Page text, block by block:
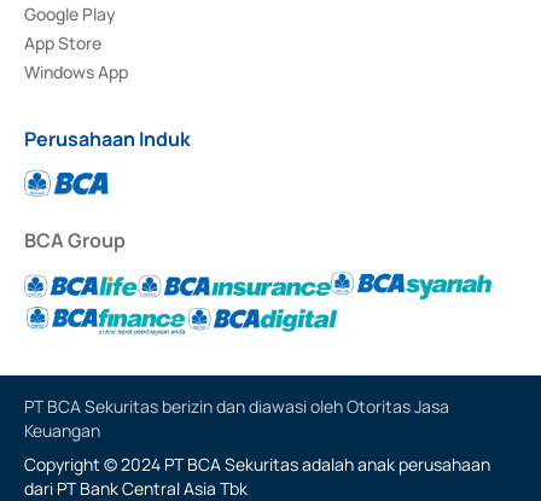
Google Play
App Store
Windows App
Perusahaan Induk
BCA Group
PT BCA Sekuritas berizin dan diawasi oleh Otoritas Jasa
Keuangan
Copyright © 2024 PT BCA Sekuritas adalah anak perusahaan
dari PT Bank Central Asia Tbk